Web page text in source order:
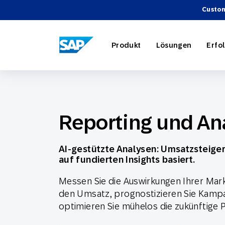
SAP ENGAGEMENT CLOUD
Produkt
AI-
Lösungen
Retail
Reise-
Unsere
Über SAP
Events
Überblick
Engage
Reporting und
AI-gestützte Analysen:
auf fundierten Insights basiert.
Messen Sie die Auswirkungen Ihrer
den Umsatz, prognostizieren Sie
optimieren Sie mühelos die zukünftige